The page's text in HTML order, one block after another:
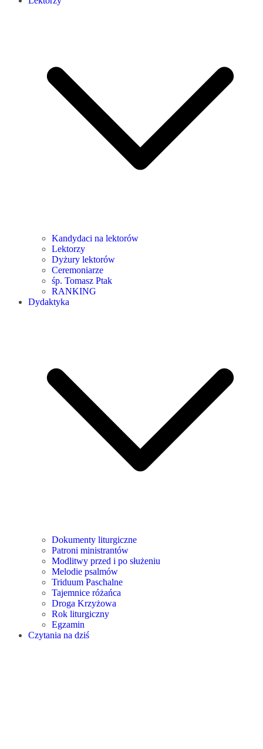
Kandydaci na lektorów
Lektorzy
Dyżury lektorów
Ceremoniarze
śp. Tomasz Ptak
RANKING
Dydaktyka
Dokumenty liturgiczne
Patroni ministrantów
Modlitwy przed i po służeniu
Melodie psalmów
Triduum Paschalne
Tajemnice różańca
Droga Krzyżowa
Rok liturgiczny
Egzamin
Czytania na dziś